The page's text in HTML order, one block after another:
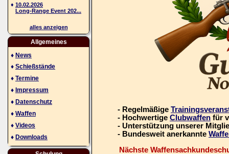
♦ 10.02.2026
Long-Range Event 202...
alles anzeigen
Allgemeines
♦ News
♦ Schießstände
♦ Termine
♦ Impressum
♦ Datenschutz
♦ Waffen
♦ Videos
♦ Downloads
- Regelmäßige
- Hochwertige Clubwaffen für
- Unterstützung unserer
- Bundesweit anerkannte
Nächste